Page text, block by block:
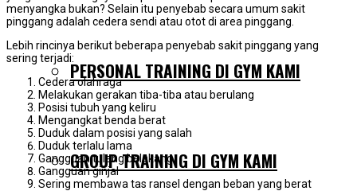
PERSONAL TRAINING DI GYM KAMI
GROUP TRAINING DI GYM KAMI
menyangka bukan? Selain itu penyebab secara umum sakit
pinggang adalah cedera sendi atau otot di area pinggang.
Lebih rincinya berikut beberapa penyebab sakit pinggang yang
sering terjadi:
Cedera olahraga
Melakukan gerakan tiba-tiba atau berulang
Posisi tubuh yang keliru
Mengangkat benda berat
Duduk dalam posisi yang salah
Duduk terlalu lama
Gangguan tulang belakang
Gangguan ginjal
Sering membawa tas ransel dengan beban yang berat